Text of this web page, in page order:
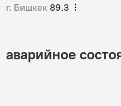
г. Бишкек 89.3
аварийное